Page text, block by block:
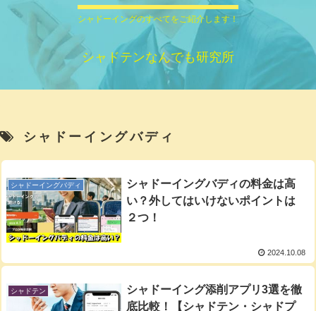
シャドーイングのすべてをご紹介します！
シャドテンなんでも研究所
シャドーイングバディ
シャドーイングバディ
シャドーイングバディの料金は高
い？外してはいけないポイントは
２つ！
2024.10.08
シャドテン
シャドーイング添削アプリ3選を徹
底比較！【シャドテン・シャドプ